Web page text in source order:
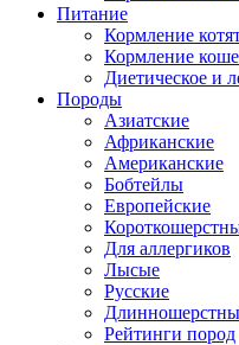
Питание
Кормление
Кормление
Диетическое и
Породы
Азиатские
Африканские
Американские
Бобтейлы
Европейские
Для аллергиков
Лысые
Русские
Рейтинги пород